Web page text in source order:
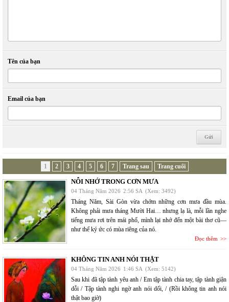
Tên của bạn
Email của bạn
1 2 3 4 5 6 7 Trang sau Trang cuối
NỖI NHỚ TRONG CƠN MƯA
04 Tháng Năm 2026 2:56 SA (Xem: 3492)
Tháng Năm, Sài Gòn vừa chớm những cơn mưa đầu mùa.
Không phải mưa tháng Mười Hai… nhưng lạ là, mỗi lần nghe
tiếng mưa rơi trên mái phố, mình lại nhớ đến một bài thơ cũ—
như thể ký ức có mùa riêng của nó.
Đọc thêm
KHÔNG TIN ANH NÓI THẬT
04 Tháng Năm 2026 1:46 SA (Xem: 5142)
Sau khi đã tập tành yêu anh / Em tập tành chia tay, tập tành giận
dỗi / Tập tành nghi ngờ anh nói dối, / (Rồi không tin anh nói
thật bao giờ)